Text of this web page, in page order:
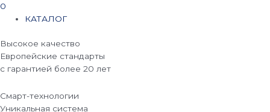
0
КАТАЛОГ
Высокое качество
Европейские стандарты
с гарантией более 20 лет
Смарт-технологии
Уникальная система